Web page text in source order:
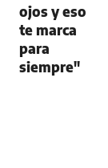
ojos y eso
te marca
para
siempre"